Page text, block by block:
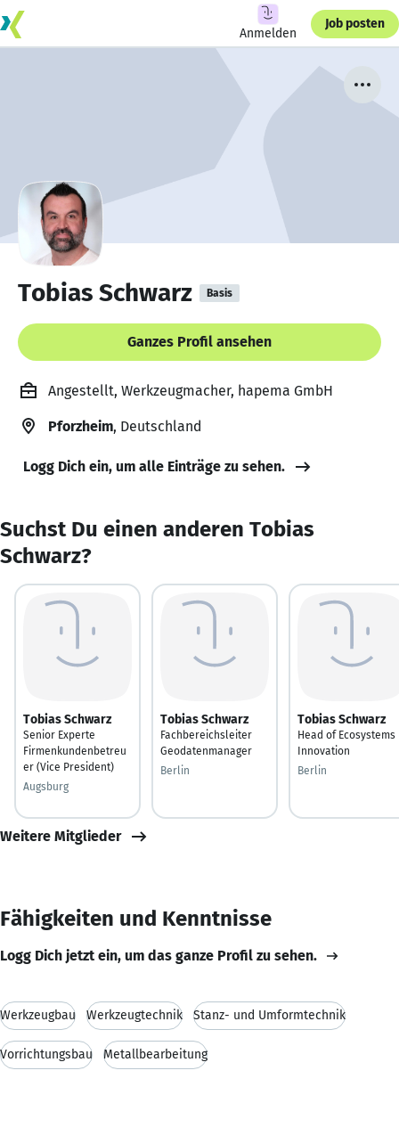
Anmelden
Job posten
Tobias Schwarz Basis
Ganzes Profil ansehen
Angestellt, Werkzeugmacher, hapema GmbH
Pforzheim, Deutschland
Logg Dich ein, um alle Einträge zu sehen.
Suchst Du einen anderen Tobias
Schwarz?
Tobias Schwarz
Senior Experte
Firmenkundenbetreu
er (Vice President)
Augsburg
Tobias Schwarz
Fachbereichsleiter
Geodatenmanager
Berlin
Tobias Schwarz
Head of Ecosystems
Innovation
Berlin
Weitere Mitglieder
Fähigkeiten und Kenntnisse
Logg Dich jetzt ein, um das ganze Profil zu sehen.
Werkzeugbau Werkzeugtechnik Stanz- und Umformtechnik
Vorrichtungsbau Metallbearbeitung